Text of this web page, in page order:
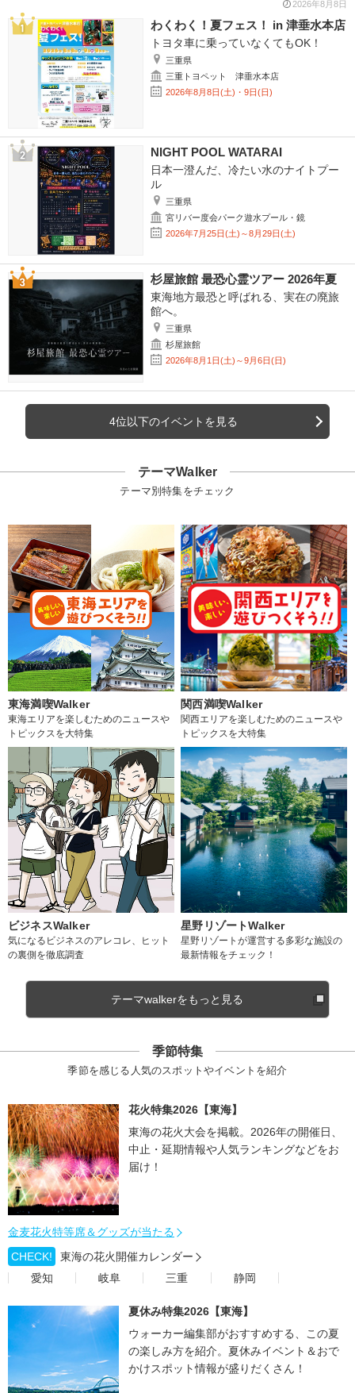
2026年8月8日
わくわく！夏フェス！ in 津垂水本店
トヨタ車に乗っていなくてもOK！
三重県
三重トヨペット 津垂水本店
2026年8月8日(土)・9日(日)
NIGHT POOL WATARAI
日本一澄んだ、冷たい水のナイトプー
ル
三重県
宮リバー度会パーク遊水プール・鏡
2026年7月25日(土)～8月29日(土)
杉屋旅館 最恐心霊ツアー 2026年夏
東海地方最恐と呼ばれる、実在の廃旅
館へ。
三重県
杉屋旅館
2026年8月1日(土)～9月6日(日)
4位以下のイベントを見る
テーマWalker
テーマ別特集をチェック
東海満喫Walker
東海エリアを楽しむためのニュースや
トピックスを大特集
関西満喫Walker
関西エリアを楽しむためのニュースや
トピックスを大特集
ビジネスWalker
気になるビジネスのアレコレ、ヒット
の裏側を徹底調査
星野リゾートWalker
星野リゾートが運営する多彩な施設の
最新情報をチェック！
テーマwalkerをもっと見る
季節特集
季節を感じる人気のスポットやイベントを紹介
花火特集2026【東海】
東海の花火大会を掲載。2026年の開催日、
中止・延期情報や人気ランキングなどをお
届け！
金麦花火特等席＆グッズが当たる
CHECK!
東海の花火開催カレンダー
愛知
岐阜 三重 静岡
夏休み特集2026【東海】
ウォーカー編集部がおすすめする、この夏
の楽しみ方を紹介。夏休みイベント＆おで
かけスポット情報が盛りだくさん！